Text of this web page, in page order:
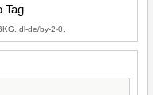
Tag
dl-de/by-2-0.